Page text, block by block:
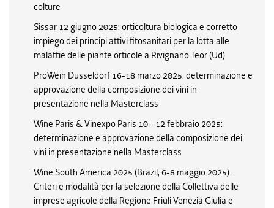
colture
Sissar 12 giugno 2025: orticoltura biologica e corretto
impiego dei principi attivi fitosanitari per la lotta alle
malattie delle piante orticole a Rivignano Teor (Ud)
ProWein Dusseldorf 16-18 marzo 2025: determinazione e
approvazione della composizione dei vini in
presentazione nella Masterclass
Wine Paris & Vinexpo Paris 10 - 12 febbraio 2025:
determinazione e approvazione della composizione dei
vini in presentazione nella Masterclass
Wine South America 2025 (Brazil, 6-8 maggio 2025).
Criteri e modalità per la selezione della Collettiva delle
imprese agricole della Regione Friuli Venezia Giulia e